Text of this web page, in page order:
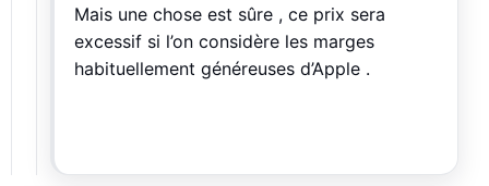
Mais une chose est sûre , ce prix sera
excessif si l’on considère les marges
habituellement généreuses d’Apple .